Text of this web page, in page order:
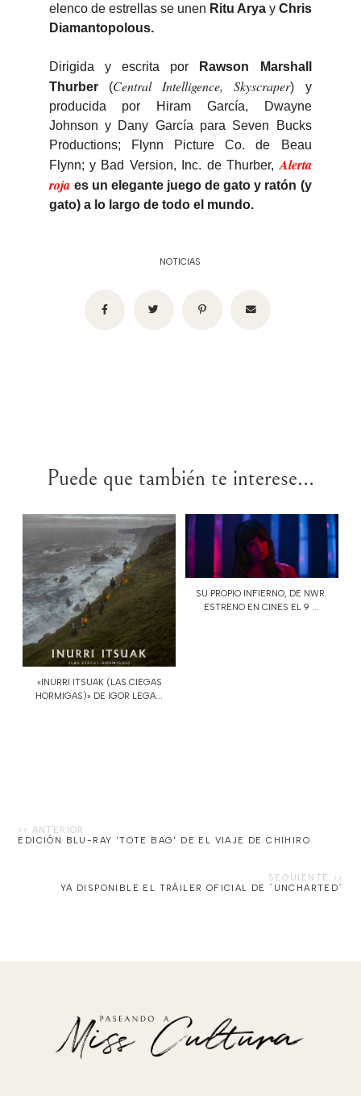
elenco de estrellas se unen Ritu Aryay Chris
Diamantopolous.
Dirigida y escrita por
Rawson Marshall
Thurber(Central Intelligence, Skyscraper) y
producida por Hiram García, Dwayne
Johnson y Dany García para Seven Bucks
Productions; Flynn Picture Co. de Beau
Flynn; y Bad Version, Inc. de Thurber, Alerta
roja es un elegante juego de gato y ratón (y
gato) a lo largo de todo el mundo.
NOTICIAS
Puede que también te interese...
«INURRI ITSUAK (LAS CIEGAS
HORMIGAS)» DE IGOR LEGA...
SU PROPIO INFIERNO, DE NWR.
ESTRENO EN CINES EL 9 ...
EDICIÓN BLU-RAY 'TOTE BAG' DE EL VIAJE DE CHIHIRO
YA DISPONIBLE EL TRÁILER OFICIAL DE `UNCHARTED´